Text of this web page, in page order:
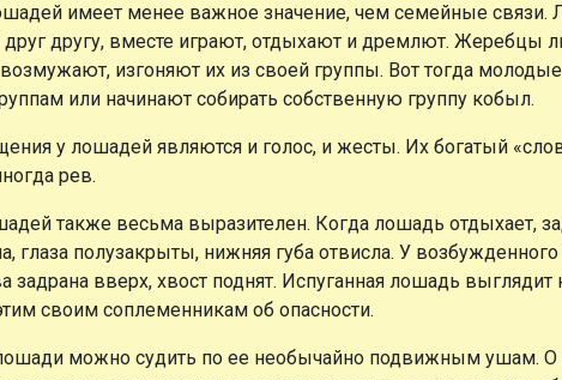
имеет менее важное значение, чем семейные связи.
другу, вместе играют, отдыхают и дремлют. Жеребцы
изгоняют их из своей группы. Вот тогда
или начинают собирать собственную группу кобыл.
у лошадей являются и голос, и жесты. Их богатый
рев.
также весьма выразителен. Когда лошадь отдыхает,
глаза полузакрыты, нижняя губа отвисла. У
задрана вверх, хвост поднят. Испуганная лошадь
своим соплеменникам об опасности.
можно судить по ее необычайно подвижным ушам.